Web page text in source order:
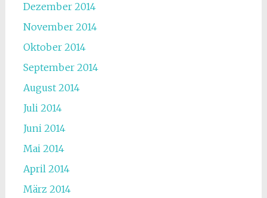
Dezember 2014
November 2014
Oktober 2014
September 2014
August 2014
Juli 2014
Juni 2014
Mai 2014
April 2014
März 2014